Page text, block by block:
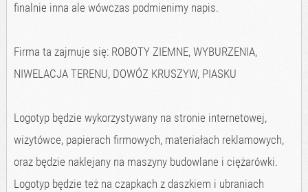
finalnie inna ale wówczas podmienimy napis.
Firma ta zajmuje się: ROBOTY ZIEMNE, WYBURZENIA,
NIWELACJA TERENU, DOWÓZ KRUSZYW, PIASKU
Logotyp będzie wykorzystywany na stronie internetowej,
wizytówce, papierach firmowych, materiałach reklamowych,
oraz będzie naklejany na maszyny budowlane i ciężarówki.
Logotyp będzie też na czapkach z daszkiem i ubraniach